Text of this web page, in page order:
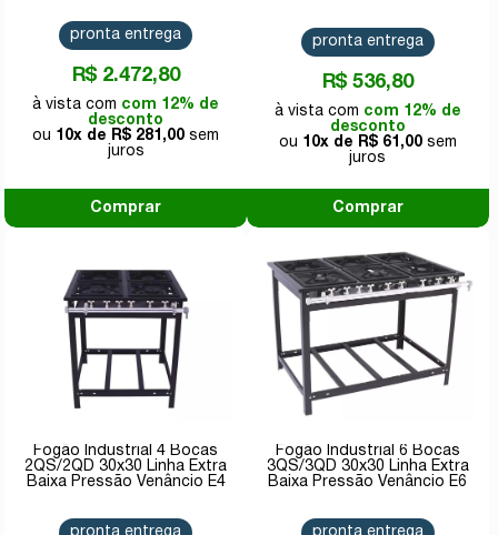
R$ 2.472,80
com 12% de
desconto
10x de
R$ 281,00
pronta entrega
Comprar
R$ 536,80
com 12% de
desconto
10x de
R$ 61,00
pronta entrega
Comprar
Fogão Industrial 4 Bocas
2QS/2QD 30x30 Linha Extra
Baixa Pressão Venâncio E4
Fogão Industrial 6 Bocas
3QS/3QD 30x30 Linha Extra
Baixa Pressão Venâncio E6